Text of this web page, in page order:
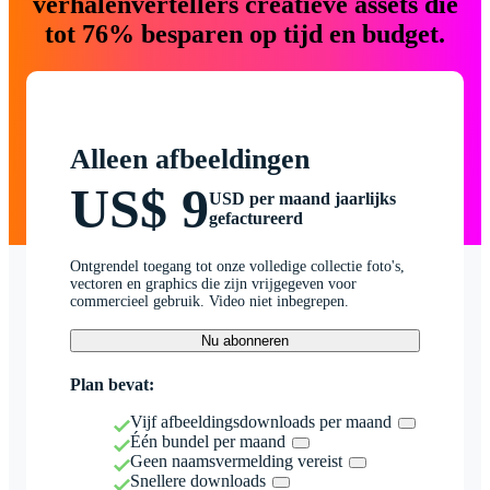
tot 76% besparen op tijd en budget.
Alleen afbeeldingen
US$ 9USD per maand jaarlijks
gefactureerd
Ontgrendel toegang tot onze volledige collectie foto's,
vectoren en graphics die zijn vrijgegeven voor
commercieel gebruik. Video niet inbegrepen.
Nu abonneren
Plan bevat:
Vijf afbeeldingsdownloads per maand
Één bundel per maand
Geen naamsvermelding vereist
Snellere downloads